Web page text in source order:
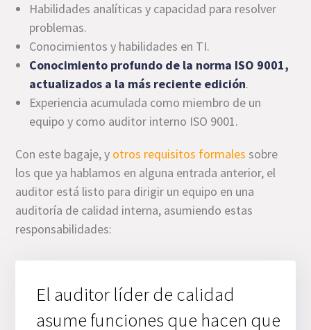
Habilidades analíticas y capacidad para resolver
problemas.
Conocimientos y habilidades en TI.
Conocimiento profundo de la norma ISO 9001,
actualizados a la más reciente edición.
Experiencia acumulada como miembro de un
equipo y como auditor interno ISO 9001.
Con este bagaje, y otros requisitos formales sobre
los que ya hablamos en alguna entrada anterior, el
auditor está listo para dirigir un equipo en una
auditoría de calidad interna, asumiendo estas
responsabilidades:
El auditor líder de calidad
asume funciones que hacen que